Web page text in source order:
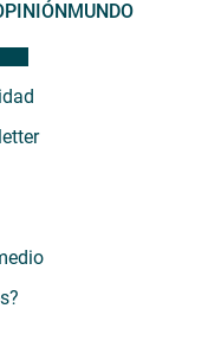
MUNDO